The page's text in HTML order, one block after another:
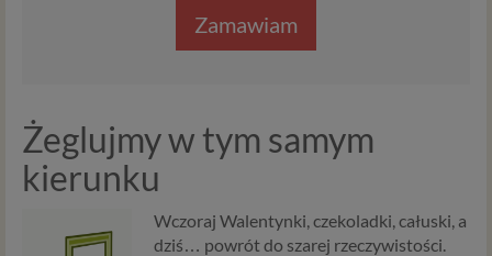
Zamawiam
Żeglujmy w tym samym
kierunku
Wczoraj Walentynki, czekoladki, całuski, a
dziś… powrót do szarej rzeczywistości.